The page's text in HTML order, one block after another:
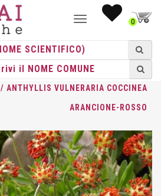
NAVIGAZIONE0
HOME/ ERBACEE ERBACEE
/ ANTHYLLIS VULNERARIA COCCINEA
ARANCIONE-ROSSO